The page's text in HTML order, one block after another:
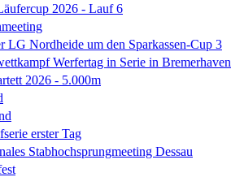
2026 - Lauf 6
LG Nordheide um den Sparkassen-Cup 3
Werfertag in Serie in Bremerhaven
2026 - 5.000m
erster Tag
Stabhochsprungmeeting Dessau